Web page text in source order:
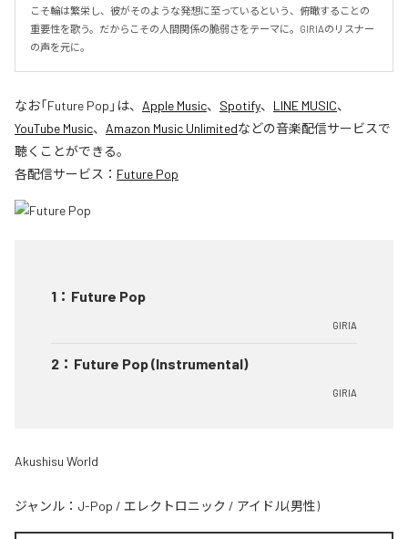
こそ輪は繁栄し、彼がそのような発想に至っているという、俯瞰することの
重要性を歌う。だからこその人間関係の脆弱さをテーマに。GIRIAのリスナー
の声を元に。
なお「Future Pop 」は、 Apple Music、 Spotify、 LINE MUSIC、
YouTube Music、 Amazon Music Unlimitedなどの音楽配信サービスで
聴くことができる。
各配信サービス： Future Pop
1 ： Future Pop
GIRIA
2 ： Future Pop (Instrumental)
GIRIA
Akushisu World
ジャンル： J-Pop / エレクトロニック / アイドル(男性)